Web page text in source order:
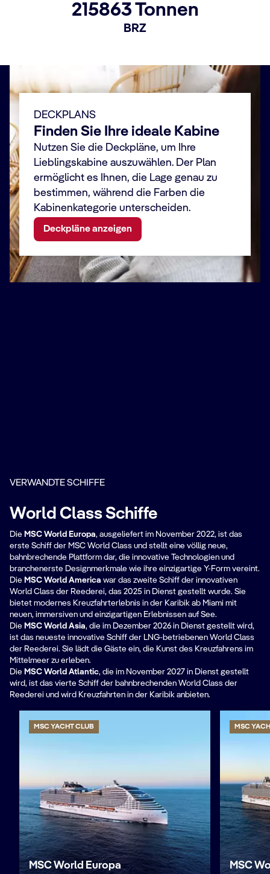
215863 Tonnen
BRZ
DECKPLANS
Finden Sie Ihre ideale Kabine
Nutzen Sie die Deckpläne, um Ihre
Lieblingskabine auszuwählen. Der Plan
ermöglicht es Ihnen, die Lage genau zu
bestimmen, während die Farben die
Kabinenkategorie unterscheiden.
Deckpläne anzeigen
VERWANDTE SCHIFFE
World Class Schiffe
Die MSC World Europa, ausgeliefert im November 2022, ist das
erste Schiff der MSC World Class und stellt eine völlig neue,
bahnbrechende Plattform dar, die innovative Technologien und
branchenerste Designmerkmale wie ihre einzigartige Y-Form vereint.
Die MSC World America war das zweite Schiff der innovativen
World Class der Reederei, das 2025 in Dienst gestellt wurde. Sie
bietet modernes Kreuzfahrterlebnis in der Karibik ab Miami mit
neuen, immersiven und einzigartigen Erlebnissen auf See.
Die MSC World Asia, die im Dezember 2026 in Dienst gestellt wird,
ist das neueste innovative Schiff der LNG-betriebenen World Class
der Reederei. Sie lädt die Gäste ein, die Kunst des Kreuzfahrens im
Mittelmeer zu erleben.
Die MSC World Atlantic, die im November 2027 in Dienst gestellt
wird, ist das vierte Schiff der bahnbrechenden World Class der
Reederei und wird Kreuzfahrten in der Karibik anbieten.
MSC YACHT CLUB
MSC World Europa
MSC
MSC